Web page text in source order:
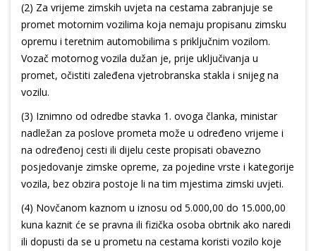
(2) Za vrijeme zimskih uvjeta na cestama zabranjuje se
promet motornim vozilima koja nemaju propisanu zimsku
opremu i teretnim automobilima s priključnim vozilom.
Vozač motornog vozila dužan je, prije uključivanja u
promet, očistiti zaleđena vjetrobranska stakla i snijeg na
vozilu.
(3) Iznimno od odredbe stavka 1. ovoga članka, ministar
nadležan za poslove prometa može u određeno vrijeme i
na određenoj cesti ili dijelu ceste propisati obavezno
posjedovanje zimske opreme, za pojedine vrste i kategorije
vozila, bez obzira postoje li na tim mjestima zimski uvjeti.
(4) Novčanom kaznom u iznosu od 5.000,00 do 15.000,00
kuna kaznit će se pravna ili fizička osoba obrtnik ako naredi
ili dopusti da se u prometu na cestama koristi vozilo koje